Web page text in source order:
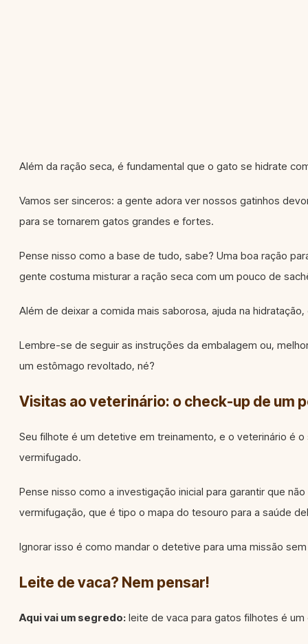
Além da ração seca, é fundamental que o gato se hidrate
Vamos ser sinceros: a gente adora ver nossos gatinhos
para se tornarem gatos grandes e fortes.
Pense nisso como a base de tudo, sabe? Uma boa ração
gente costuma misturar a ração seca com um pouco de
Além de deixar a comida mais saborosa, ajuda na
Lembre-se de seguir as instruções da embalagem ou,
um estômago revoltado, né?
Visitas ao veterinário: o check-up de um
Seu filhote é um detetive em treinamento, e o veterinário é
vermifugado.
Pense nisso como a investigação inicial para garantir que
vermifugação, que é tipo o mapa do tesouro para a saúde
Ignorar isso é como mandar o detetive para uma missão
Leite de vaca? Nem pensar!
Aqui vai um segredo: leite de vaca para gatos filhotes é